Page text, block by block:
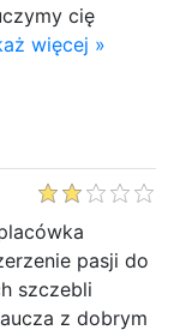
cię
więcej »
pasji do
szczebli
z dobrym